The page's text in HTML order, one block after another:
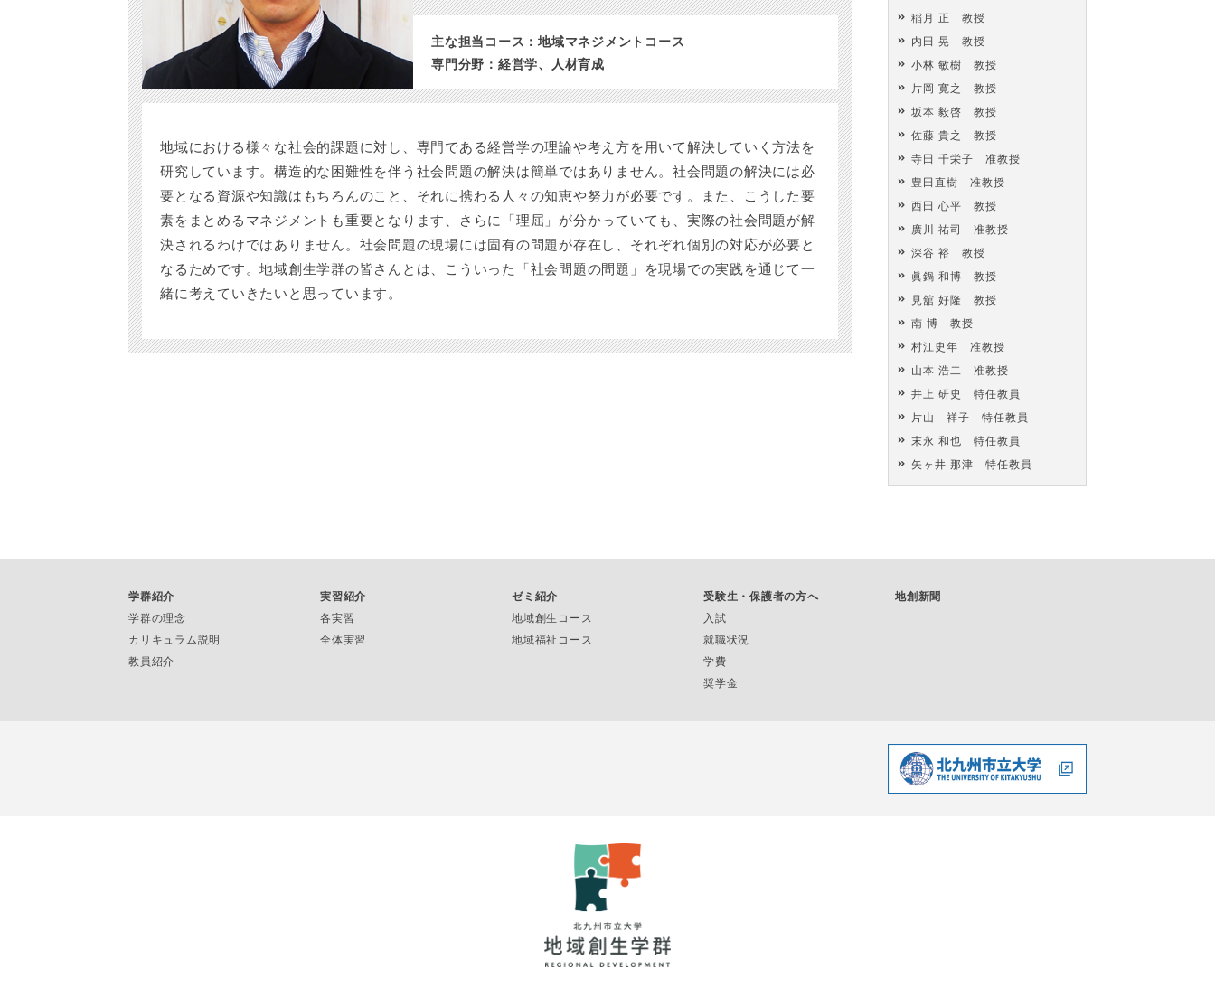
主な担当コース：地域マネジメントコース
専門分野：経営学、人材育成
地域における様々な社会的課題に対し、専門である経営学の理論や考え方を用いて解決していく方法を
研究しています。構造的な困難性を伴う社会問題の解決は簡単ではありません。社会問題の解決には必
要となる資源や知識はもちろんのこと、それに携わる人々の知恵や努力が必要です。また、こうした要
素をまとめるマネジメントも重要となります、さらに「理屈」が分かっていても、実際の社会問題が解
決されるわけではありません。社会問題の現場には固有の問題が存在し、それぞれ個別の対応が必要と
なるためです。地域創生学群の皆さんとは、こういった「社会問題の問題」を現場での実践を通じて一
緒に考えていきたいと思っています。
稲月 正 教授
内田 晃 教授
小林 敏樹 教授
片岡 寛之 教授
坂本 毅啓 教授
佐藤 貴之 教授
寺田 千栄子 准教授
豊田直樹 准教授
西田 心平 教授
廣川 祐司 准教授
深谷 裕 教授
眞鍋 和博 教授
見舘 好隆 教授
南 博 教授
村江史年 准教授
山本 浩二 准教授
井上 研史 特任教員
片山 祥子 特任教員
末永 和也 特任教員
矢ヶ井 那津 特任教員
学群紹介
学群の理念
カリキュラム説明
教員紹介
実習紹介
各実習
全体実習
ゼミ紹介
地域創生コース
地域福祉コース
受験生・保護者の方へ
入試
就職状況
学費
奨学金
地創新聞